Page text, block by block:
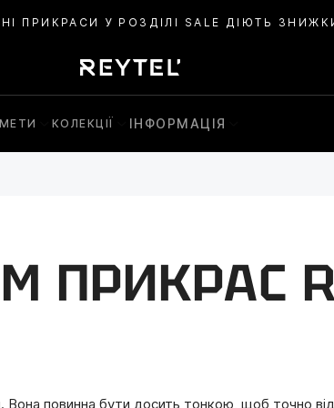
У РОЗДІЛІ SALE ДІЮТЬ ЗНИЖКИ ДО
КОЛЕКЦІЇ ІНФОРМАЦІЯ
ПРИКРАС
Вона повинна бути досить тонкою, щоб точно